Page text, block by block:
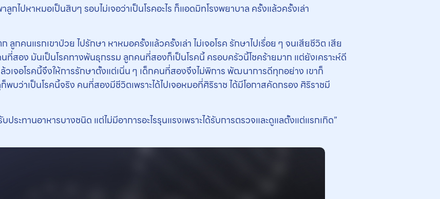
กไปหาหมอเป็นสิบๆ รอบไม่เจอว่าเป็นโรคอะไร ก็แอดมิทโรงพยาบาล ครั้งแล้วครั้งเล่า
กคนแรกเขาป่วย ไปรักษา หาหมอครั้งแล้วครั้งเล่า ไม่เจอโรค รักษาไปเรื่อย ๆ จนเสียชีวิต เสีย
ที่สอง มันเป็นโรคทางพันธุกรรม ลูกคนที่สองก็เป็นโรคนี้ ครอบครัวนี้โชคร้ายมาก แต่ยังเคราะห์ดี
เจอโรคนี้จึงให้การรักษาตั้งแต่เนิ่น ๆ เด็กคนที่สองจึงไม่พิการ พัฒนาการดีทุกอย่าง เขาก็
บว่าเป็นโรคนี้จริง คนที่สองมีชีวิตเพราะได้ไปเจอหมอที่ศิริราช ได้มีโอกาสคัดกรอง ศิริราชมี
ระทานอาหารบางชนิด แต่ไม่มีอาการอะไรรุนแรงเพราะได้รับการตรวจและดูแลตั้งแต่แรกเกิด”